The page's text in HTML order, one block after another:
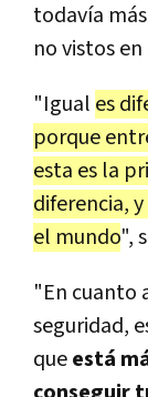
todavía
no vistos en
"Igual es
porque
esta es la
diferencia,
el mundo",
"En cuanto
seguridad,
queestá